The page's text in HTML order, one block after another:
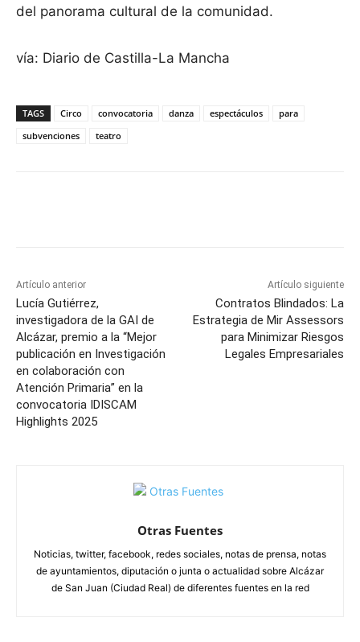
del panorama cultural de la comunidad.
vía: Diario de Castilla-La Mancha
TAGS Circo convocatoria danza espectáculos
para
subvenciones
teatro
Artículo anterior
Lucía Gutiérrez,
investigadora de la GAI de
Alcázar, premio a la “Mejor
publicación en Investigación
en colaboración con
Atención Primaria” en la
convocatoria IDISCAM
Highlights 2025
Artículo siguiente
Contratos Blindados: La
Estrategia de Mir Assessors
para Minimizar Riesgos
Legales Empresariales
Otras Fuentes
Noticias, twitter, facebook, redes sociales, notas de prensa, notas
de ayuntamientos, diputación o junta o actualidad sobre Alcázar
de San Juan (Ciudad Real) de diferentes fuentes en la red